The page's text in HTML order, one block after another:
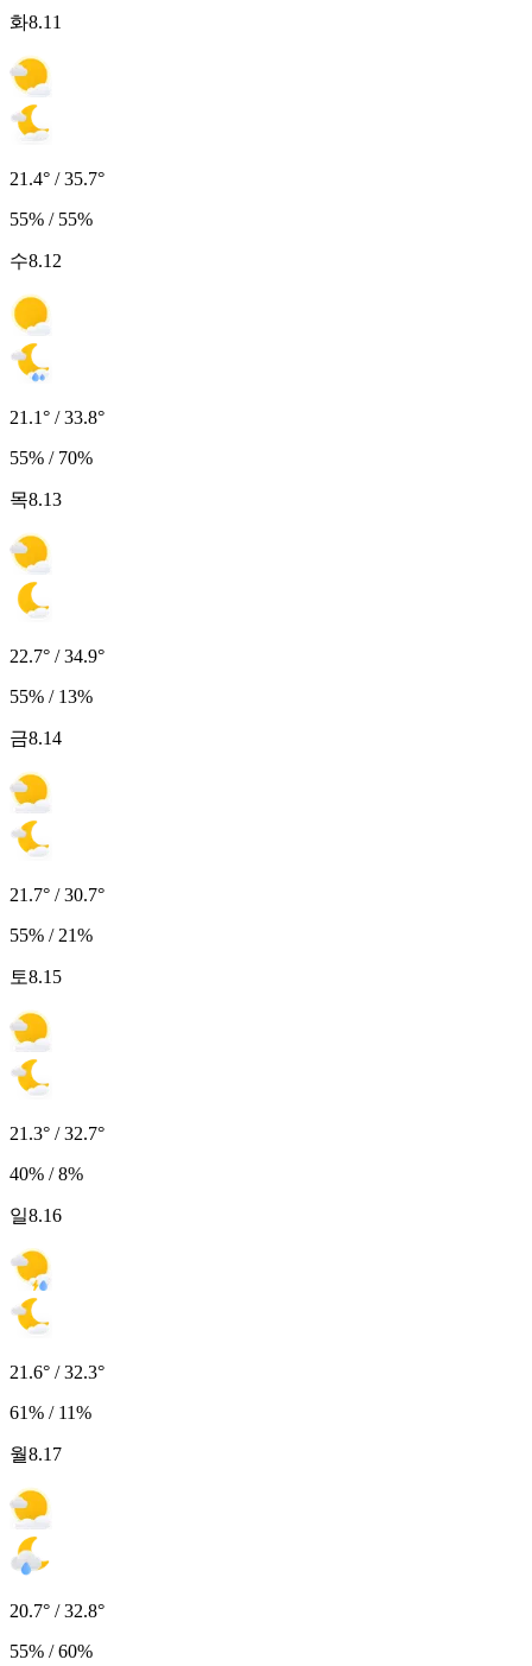
화8.11
21.4° / 35.7°
55% / 55%
수8.12
21.1° / 33.8°
55% / 70%
목8.13
22.7° / 34.9°
55% / 13%
금8.14
21.7° / 30.7°
55% / 21%
토8.15
21.3° / 32.7°
40% / 8%
일8.16
21.6° / 32.3°
61% / 11%
월8.17
20.7° / 32.8°
55% / 60%